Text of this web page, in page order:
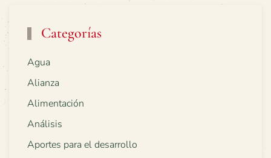
Categorías
Agua
Alianza
Alimentación
Análisis
Aportes para el desarrollo